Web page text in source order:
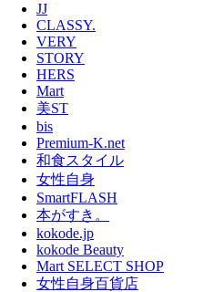
JJ
CLASSY.
VERY
STORY
HERS
Mart
美ST
bis
Premium-K.net
和食スタイル
女性自身
SmartFLASH
本がすき。
kokode.jp
kokode Beauty
Mart SELECT SHOP
女性自身百貨店